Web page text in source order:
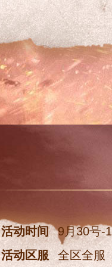
活动时间
9月30号-
活动区服
全区全服